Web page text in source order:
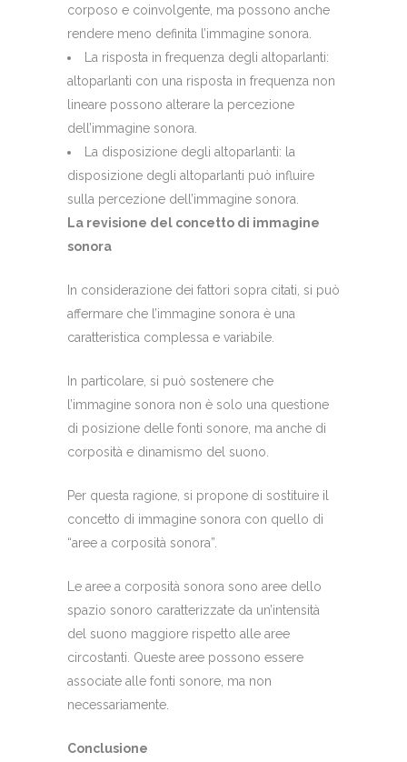
corposo e coinvolgente, ma possono anche
rendere meno definita l’immagine sonora.
La risposta in frequenza degli altoparlanti:
altoparlanti con una risposta in frequenza non
lineare possono alterare la percezione
dell’immagine sonora.
La disposizione degli altoparlanti: la
disposizione degli altoparlanti può influire
sulla percezione dell’immagine sonora.
La revisione del concetto di immagine
sonora
In considerazione dei fattori sopra citati, si può
affermare che l’immagine sonora è una
caratteristica complessa e variabile.
In particolare, si può sostenere che
l’immagine sonora non è solo una questione
di posizione delle fonti sonore, ma anche di
corposità e dinamismo del suono.
Per questa ragione, si propone di sostituire il
concetto di immagine sonora con quello di
“aree a corposità sonora”.
Le aree a corposità sonora sono aree dello
spazio sonoro caratterizzate da un’intensità
del suono maggiore rispetto alle aree
circostanti. Queste aree possono essere
associate alle fonti sonore, ma non
necessariamente.
Conclusione